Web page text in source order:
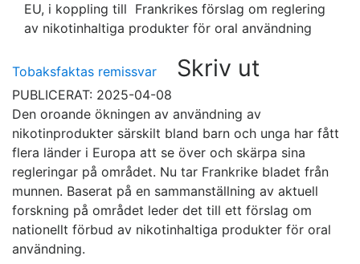
EU, i koppling till Frankrikes förslag om reglering
av nikotinhaltiga produkter för oral användning
Tobaksfaktas remissvar Skriv ut
PUBLICERAT: 2025-04-08
Den oroande ökningen av användning av
nikotinprodukter särskilt bland barn och unga har fått
flera länder i Europa att se över och skärpa sina
regleringar på området. Nu tar Frankrike bladet från
munnen. Baserat på en sammanställning av aktuell
forskning på området leder det till ett förslag om
nationellt förbud av nikotinhaltiga produkter för oral
användning.